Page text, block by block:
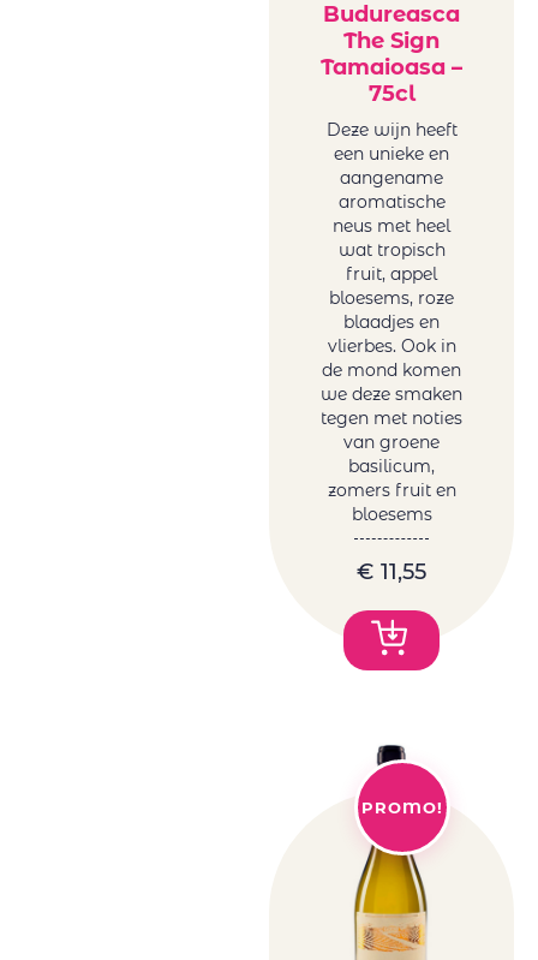
Budureasca
The Sign
Tamaioasa –
75cl
Deze wijn heeft
een unieke en
aangename
aromatische
neus met heel
wat tropisch
fruit, appel
bloesems, roze
blaadjes en
vlierbes. Ook in
de mond komen
we deze smaken
tegen met noties
van groene
basilicum,
zomers fruit en
bloesems
€ 11,55
PROMO!